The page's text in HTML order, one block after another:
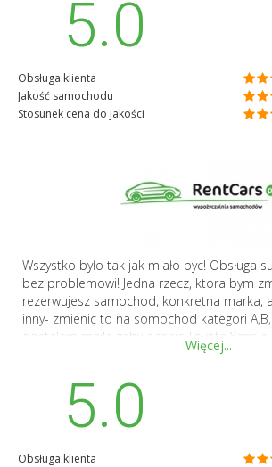
5.0
Obsługa klienta
Jakość samochodu
Stosunek cena do jakości
Wszystko było tak jak miało byc! Obsługa
bez problemowi! Jedna rzecz, ktora bym
rezerwujesz samochod, konkretna marka,
inny- zmienic to na somochod kategori
dostalam maila zeby ocenic Toyota Yaris a
Mimo wszystko na pewno wroce i 100%
Więcej...
5.0
Obsługa klienta